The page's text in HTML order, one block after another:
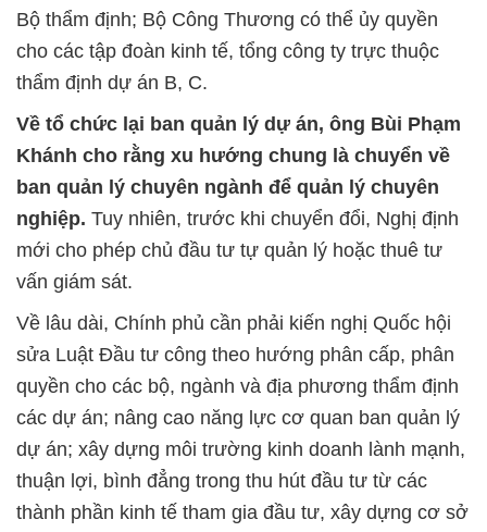
Bộ thẩm định; Bộ Công Thương có thể ủy quyền
cho các tập đoàn kinh tế, tổng công ty trực thuộc
thẩm định dự án B, C.
Về tổ chức lại ban quản lý dự án, ông Bùi Phạm
Khánh cho rằng xu hướng chung là chuyển về
ban quản lý chuyên ngành để quản lý chuyên
nghiệp. Tuy nhiên, trước khi chuyển đổi, Nghị định
mới cho phép chủ đầu tư tự quản lý hoặc thuê tư
vấn giám sát.
Về lâu dài, Chính phủ cần phải kiến nghị Quốc hội
sửa Luật Đầu tư công theo hướng phân cấp, phân
quyền cho các bộ, ngành và địa phương thẩm định
các dự án; nâng cao năng lực cơ quan ban quản lý
dự án; xây dựng môi trường kinh doanh lành mạnh,
thuận lợi, bình đẳng trong thu hút đầu tư từ các
thành phần kinh tế tham gia đầu tư, xây dựng cơ sở